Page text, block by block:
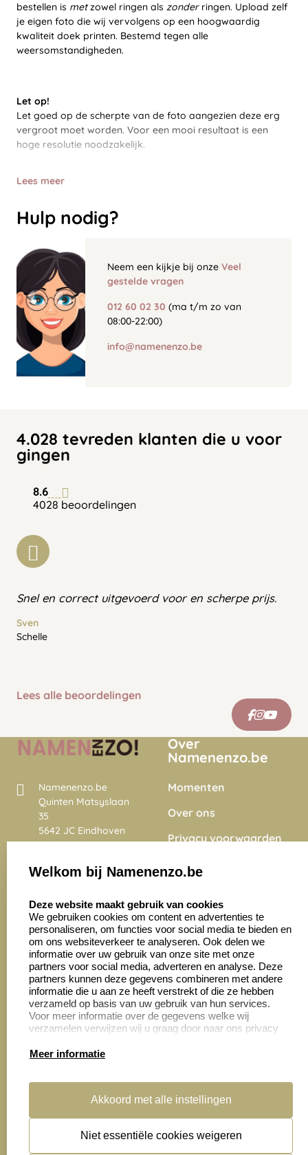
bestellen is metzowel ringen als zonderringen. Upload zelf
je eigen foto die wij vervolgens op een hoogwaardig
kwaliteit doek printen. Bestemd tegen alle
weersomstandigheden.
Let op!
Let goed op de scherpte van de foto aangezien deze erg
vergroot moet worden. Voor een mooi resultaat is een
hoge resolutie noodzakelijk.
Lees meer
Hulp nodig?
Neem een kijkje bij onze Veel
gestelde vragen
012 60 02 30 (ma t/m zo van
08:00-22:00)
info@namenenzo.be
4.028 tevreden klanten die u voor
gingen
8.6
4028 beoordelingen
Snel en correct uitgevoerd voor en scherpe prijs.
Sven
Schelle
Lees alle beoordelingen
Namenenzo.be
Quinten Matsyslaan
35
5642 JC Eindhoven
Nederland
4028 beoordelingen
Over
Namenenzo.be
Momenten
Over ons
Privacy voorwaarden
Onze vacatures
Zakelijk:
Aanvraag op maat
Cadeaubonnen
Klantenservice:
Contact opnemen
Veelgestelde vragen
Retourneren
handleidingen
Welkom bij Namenenzo.be
Deze website maakt gebruik van cookies
We gebruiken cookies om content en advertenties te
personaliseren, om functies voor social media te bieden en
om ons websiteverkeer te analyseren. Ook delen we
informatie over uw gebruik van onze site met onze
partners voor social media, adverteren en analyse. Deze
partners kunnen deze gegevens combineren met andere
informatie die u aan ze heeft verstrekt of die ze hebben
verzameld op basis van uw gebruik van hun services.
Voor meer informatie over de gegevens welke wij
verzamelen verwijzen wij u graag door naar ons privacy
Meer informatie
Akkoord met alle instellingen
Niet essentiële cookies weigeren